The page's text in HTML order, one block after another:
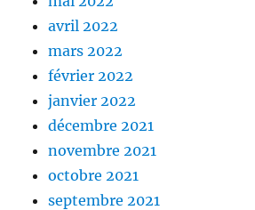
avril 2022
mars 2022
février 2022
janvier 2022
décembre 2021
novembre 2021
octobre 2021
septembre 2021